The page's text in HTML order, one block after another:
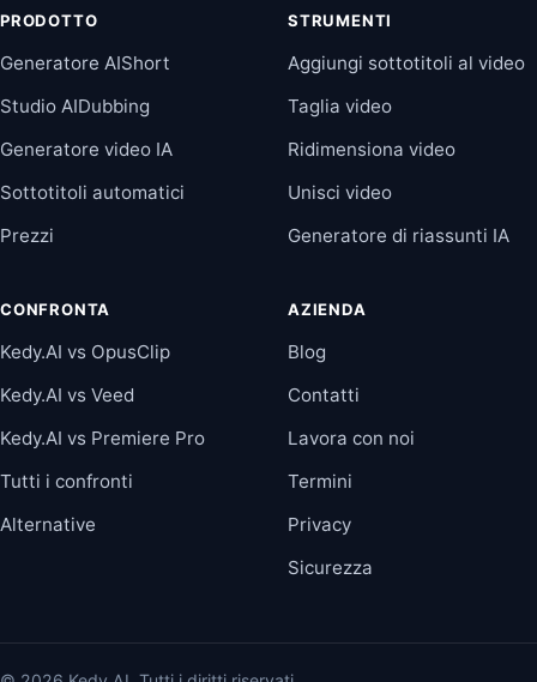
PRODOTTO
Generatore AIShort
Studio AIDubbing
Generatore video IA
Sottotitoli automatici
Prezzi
STRUMENTI
Aggiungi sottotitoli al video
Taglia video
Ridimensiona video
Unisci video
Generatore di riassunti IA
CONFRONTA
Kedy.AI vs OpusClip
Kedy.AI vs Veed
Kedy.AI vs Premiere Pro
Tutti i confronti
Alternative
AZIENDA
Blog
Contatti
Lavora con noi
Termini
Privacy
Sicurezza